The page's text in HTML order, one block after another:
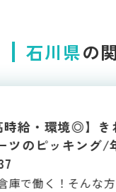
石川県の
【年間休日
ム】小物部
数以上の方
り替え有/